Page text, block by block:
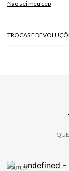
Modelo veste P
Não sei meu cep
TROCAS E